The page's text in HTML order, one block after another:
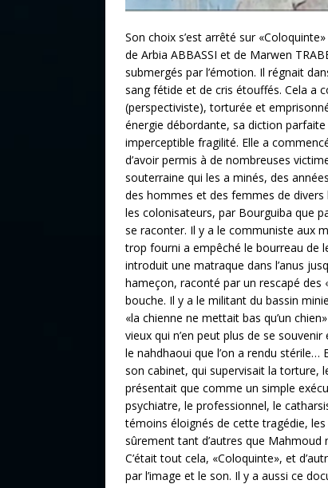
Son choix s’est arrêté sur
de Arbia ABBASSI et de Marwen
submergés par l’émotion. Il régnait
sang fétide et de cris étouffés. Cela a
(perspectiviste), torturée et
énergie débordante, sa diction
imperceptible fragilité. Elle a
d’avoir permis à de nombreuses
souterraine qui les a minés, des
des hommes et des femmes de
les colonisateurs, par Bourguiba que
se raconter. Il y a le communiste aux
trop fourni a empêché le bourreau de
introduit une matraque dans l’anus
hameçon, raconté par un rescapé des
bouche. Il y a le militant du bassin
«la chienne ne mettait bas qu’un
vieux qui n’en peut plus de se
le nahdhaoui que l’on a rendu stérile…
son cabinet, qui supervisait la torture,
présentait que comme un simple
psychiatre, le professionnel, le
témoins éloignés de cette tragédie,
sûrement tant d’autres que
C’était tout cela, «Coloquinte», et
par l’image et le son. Il y a aussi ce